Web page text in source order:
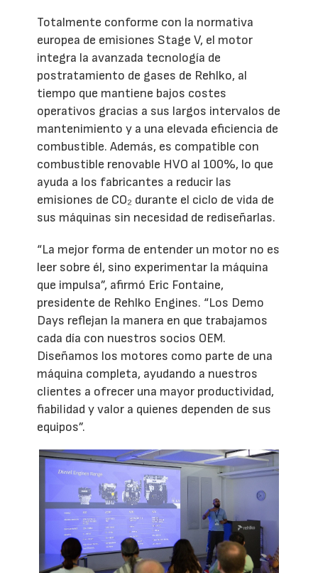
Totalmente conforme con la normativa
europea de emisiones Stage V, el motor
integra la avanzada tecnología de
postratamiento de gases de Rehlko, al
tiempo que mantiene bajos costes
operativos gracias a sus largos intervalos de
mantenimiento y a una elevada eficiencia de
combustible. Además, es compatible con
combustible renovable HVO al 100%, lo que
ayuda a los fabricantes a reducir las
emisiones de CO₂ durante el ciclo de vida de
sus máquinas sin necesidad de rediseñarlas.
“La mejor forma de entender un motor no es
leer sobre él, sino experimentar la máquina
que impulsa”, afirmó Eric Fontaine,
presidente de Rehlko Engines. “Los Demo
Days reflejan la manera en que trabajamos
cada día con nuestros socios OEM.
Diseñamos los motores como parte de una
máquina completa, ayudando a nuestros
clientes a ofrecer una mayor productividad,
fiabilidad y valor a quienes dependen de sus
equipos”.